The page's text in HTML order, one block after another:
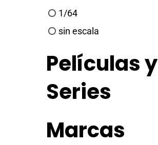
1/64
sin escala
Películas y
Series
Marcas